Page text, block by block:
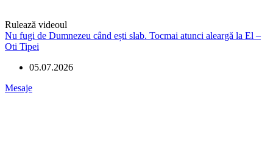
Rulează videoul
Nu fugi de Dumnezeu când ești slab. Tocmai atunci aleargă la El –
Oti Tipei
05.07.2026
Mesaje